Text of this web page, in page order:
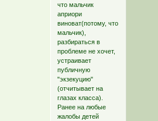
что мальчик
априори
виноват(потому, что
мальчик),
разбираться в
проблеме не хочет,
устраивает
публичную
"экзекуцию"
(отчитывает на
глазах класса).
Ранее на любые
жалобы детей